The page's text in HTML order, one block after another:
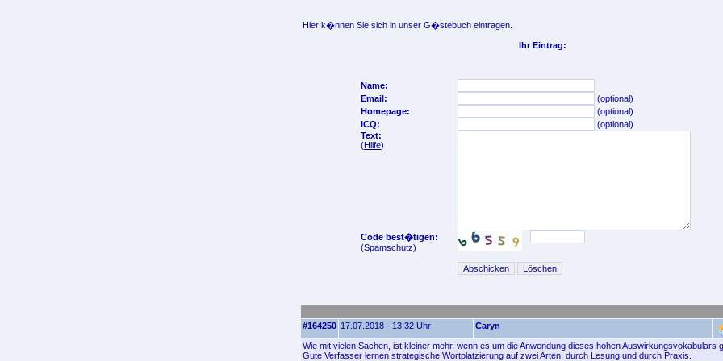
Hier k�nnen Sie sich in unser G�stebuch eintragen.
Ihr Eintrag:
Name:
Email:
(optional)
Homepage:
(optional)
ICQ:
(optional)
Text:
(Hilfe)
Code best�tigen:
(Spamschutz)
#164250 17.07.2018 - 13:32 Uhr Caryn
Wie mit vielen Sachen, ist kleiner mehr, wenn es um die Anwendung dieses hohen Auswirkungsvokabulars
Gute Verfasser lernen strategische Wortplatzierung auf zwei Arten, durch Lesung und durch Praxis.